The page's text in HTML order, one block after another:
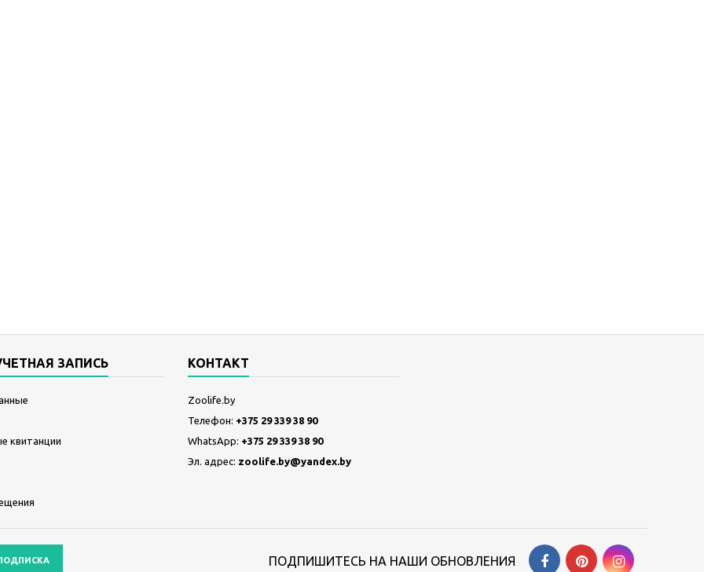
ЗАПИСЬ
квитанции
КОНТАКТ
Zoolife.by
Телефон: +375 29 339 38 90
WhatsApp: +375 29 339 38 90
Эл. адрес: zoolife.by@yandex.by
ПОДПИШИТЕСЬ НА НАШИ ОБНОВЛЕНИЯ